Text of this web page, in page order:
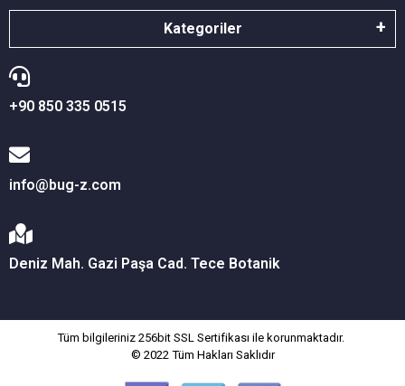
Kategoriler
+90 850 335 0515
info@bug-z.com
Deniz Mah. Gazi Paşa Cad. Tece Botanik
Tüm bilgileriniz 256bit SSL Sertifikası ile korunmaktadır.
© 2022 Tüm Hakları Saklıdır